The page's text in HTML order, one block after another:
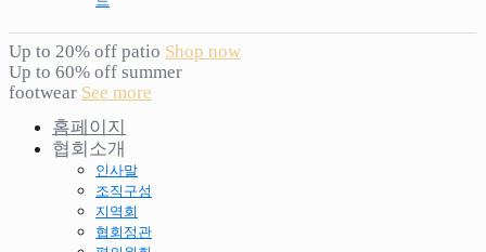
Up to 20% off patio Shop now
Up to 60% off summer
footwear See more
홈페이지
협회소개
인사말
조직구성
지역회
협회정관